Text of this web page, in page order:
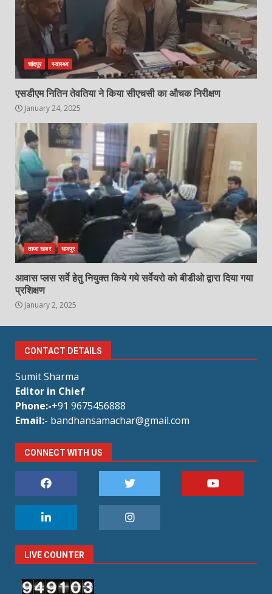
चांदपुर स्वास्थ्य
एसडीएम नितिन तेवतिया ने किया सीएचसी का औचक निरीक्षण
January 24, 2025
ताजा खबर धामपुर
आवास प्लस सर्वे हेतु नियुक्त किये गये सर्वेयरो को बीडीओ द्वारा दिया गया
प्रशिक्षण
January 2, 2025
CONTACT DETAILS
Sumit Sharma
Editor in Chief
Phone:-+91 9675456888
Email:- bandhansamachar@gmail.com
CONNECT WITH US
LIVE COUNTER